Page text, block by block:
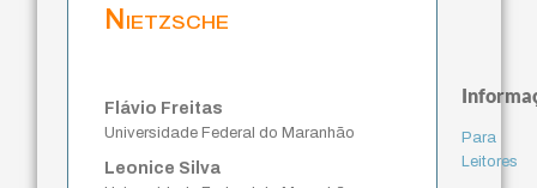
Nietzsche
Flávio Freitas
Universidade Federal do Maranhão
Leonice Silva
Para
Leitores